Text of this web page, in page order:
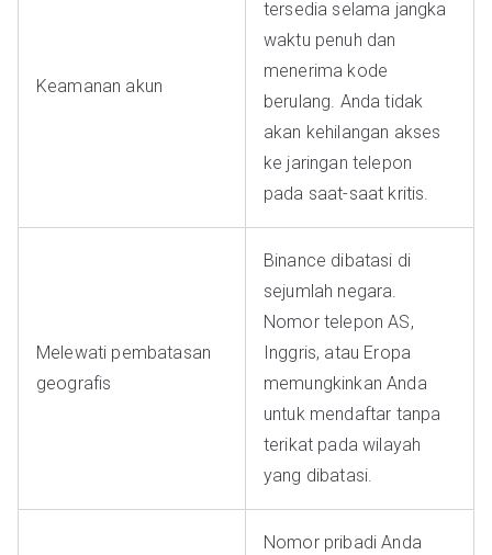
Keamanan akun
tersedia selama jangka
waktu penuh dan
menerima kode
berulang. Anda tidak
akan kehilangan akses
ke jaringan telepon
pada saat-saat kritis.
Melewati pembatasan
geografis
Binance dibatasi di
sejumlah negara.
Nomor telepon AS,
Inggris, atau Eropa
memungkinkan Anda
untuk mendaftar tanpa
terikat pada wilayah
yang dibatasi.
Nomor pribadi Anda